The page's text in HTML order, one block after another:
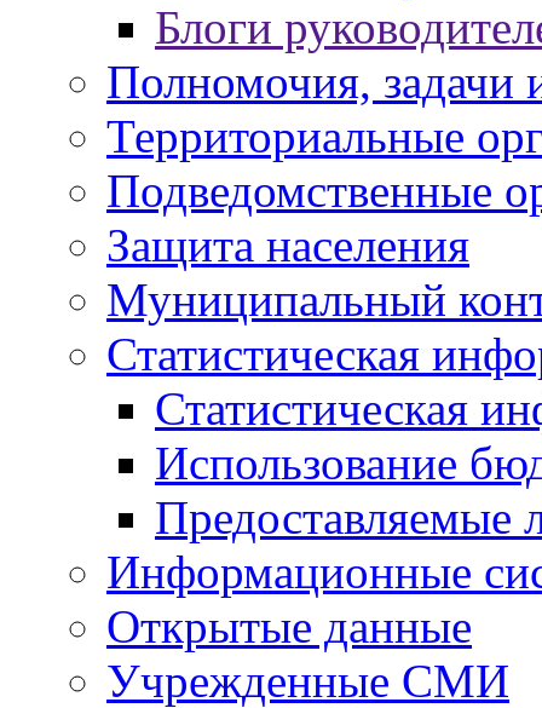
Блоги
Полномочия, задачи
Территориальные
Подведомственные
Защита населения
Муниципальный
Статистическая
Статистическая
Использование
Предоставляемые
Информационные
Открытые данные
Учрежденные СМИ